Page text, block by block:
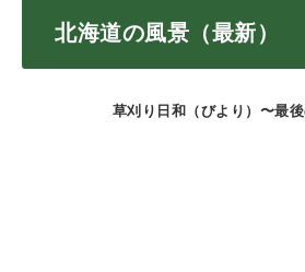
北海道の風景（最新）
草刈り日和（びより）〜最